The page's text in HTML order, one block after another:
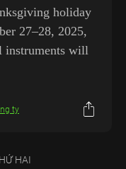
holiday
27–28, 2025,
instruments will
ty
HAI